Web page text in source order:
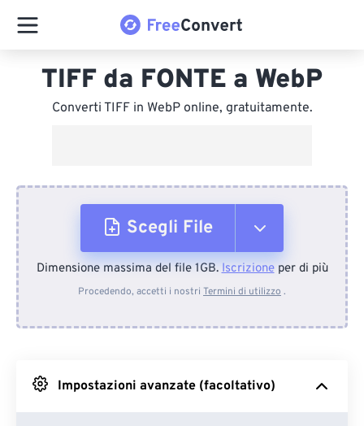
TIFF da FONTE a WebP
Converti TIFF in WebP online, gratuitamente.
Scegli File
Dal dispositivo
Da Google Drive
Dimensione massima del file 1GB.Iscrizioneper di più
Procedendo, accetti i nostri Termini di utilizzo .
Impostazioni avanzate (facoltativo)